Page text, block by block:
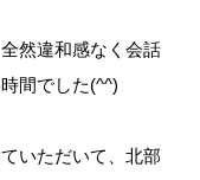
然違和感なく会話
間でした(^^)
いただいて、北部